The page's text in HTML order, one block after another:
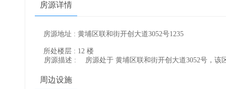
房源详情
房源地址 : 黄埔区联和街开创大道3052号1235
所处楼层 : 12 楼
房源描述 :
房源处于 黄埔区联和街开创大道3052号，
周边设施